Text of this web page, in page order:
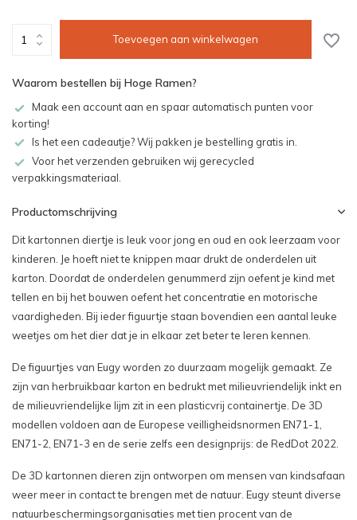
Toevoegen aan winkelwagen
Waarom bestellen bij Hoge Ramen?
Maak een account aan en spaar automatisch punten voor
korting!
Is het een cadeautje? Wij pakken je bestelling gratis in.
Voor het verzenden gebruiken wij gerecycled
verpakkingsmateriaal.
Productomschrijving
Dit kartonnen diertje is leuk voor jong en oud en ook leerzaam voor
kinderen. Je hoeft niet te knippen maar drukt de onderdelen uit
karton. Doordat de onderdelen genummerd zijn oefent je kind met
tellen en bij het bouwen oefent het concentratie en motorische
vaardigheden. Bij ieder figuurtje staan bovendien een aantal leuke
weetjes om het dier dat je in elkaar zet beter te leren kennen.
De figuurtjes van Eugy worden zo duurzaam mogelijk gemaakt. Ze
zijn van herbruikbaar karton en bedrukt met milieuvriendelijk inkt en
de milieuvriendelijke lijm zit in een plasticvrij containertje. De 3D
modellen voldoen aan de Europese veilligheidsnormen EN71-1,
EN71-2, EN71-3 en de serie zelfs een designprijs: de RedDot 2022.
De 3D kartonnen dieren zijn ontworpen om mensen van kindsafaan
weer meer in contact te brengen met de natuur. Eugy steunt diverse
natuurbeschermingsorganisaties met tien procent van de